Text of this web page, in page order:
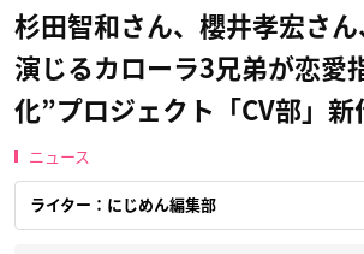
杉田智和さん、櫻井孝宏さ
演じるカローラ3兄弟が恋愛
化”プロジェクト「CV部」新
ニュース
ライター：にじめん編集部